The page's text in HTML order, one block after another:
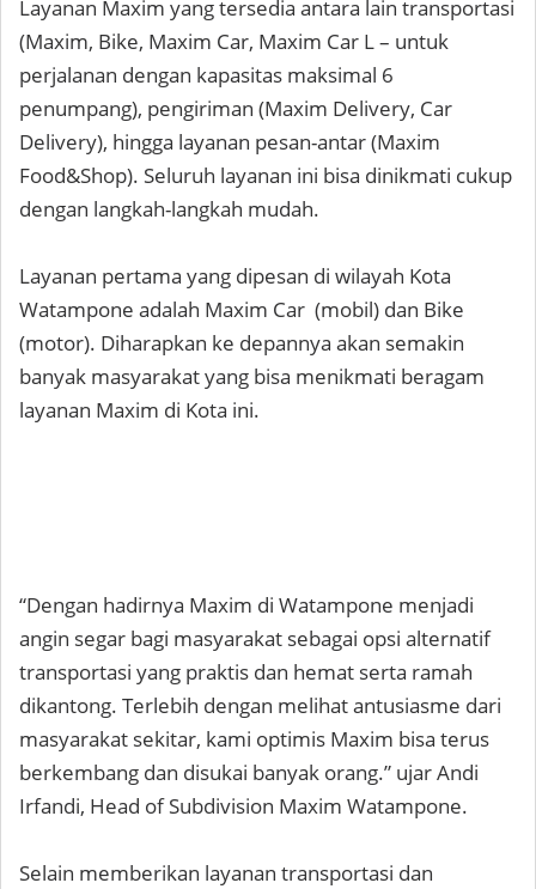
Layanan Maxim yang tersedia antara lain transportasi
(Maxim, Bike, Maxim Car, Maxim Car L – untuk
perjalanan dengan kapasitas maksimal 6
penumpang), pengiriman (Maxim Delivery, Car
Delivery), hingga layanan pesan-antar (Maxim
Food&Shop). Seluruh layanan ini bisa dinikmati cukup
dengan langkah-langkah mudah.
Layanan pertama yang dipesan di wilayah Kota
Watampone adalah Maxim Car (mobil) dan Bike
(motor). Diharapkan ke depannya akan semakin
banyak masyarakat yang bisa menikmati beragam
layanan Maxim di Kota ini.
“Dengan hadirnya Maxim di Watampone menjadi
angin segar bagi masyarakat sebagai opsi alternatif
transportasi yang praktis dan hemat serta ramah
dikantong. Terlebih dengan melihat antusiasme dari
masyarakat sekitar, kami optimis Maxim bisa terus
berkembang dan disukai banyak orang.” ujar Andi
Irfandi, Head of Subdivision Maxim Watampone.
Selain memberikan layanan transportasi dan